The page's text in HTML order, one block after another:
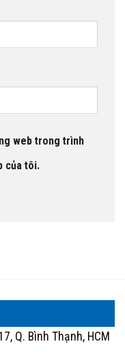
web trong trình
của tôi.
Q. Bình Thạnh, HCM